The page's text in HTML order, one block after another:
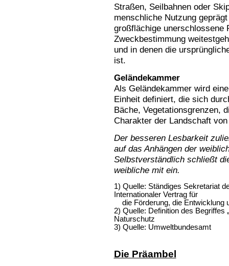
Straßen, Seilbahnen oder
menschliche Nutzung
großflächige unerschlossene
Zweckbestimmung
und in denen die
ist.
Geländekammer
Als Geländekammer wird
Einheit definiert, die sich
Bäche, Vegetationsgrenzen,
Charakter der Landschaft
Der besseren Lesbarkeit
auf das Anhängen der
Selbstverständlich schließt
weibliche mit ein.
1) Quelle: Ständiges Sekretariat
Internationaler Vertrag für
die Förderung, die Entwicklung
2) Quelle: Definition des Begriffes
Naturschutz
3) Quelle: Umweltbundesamt
Die Präambel